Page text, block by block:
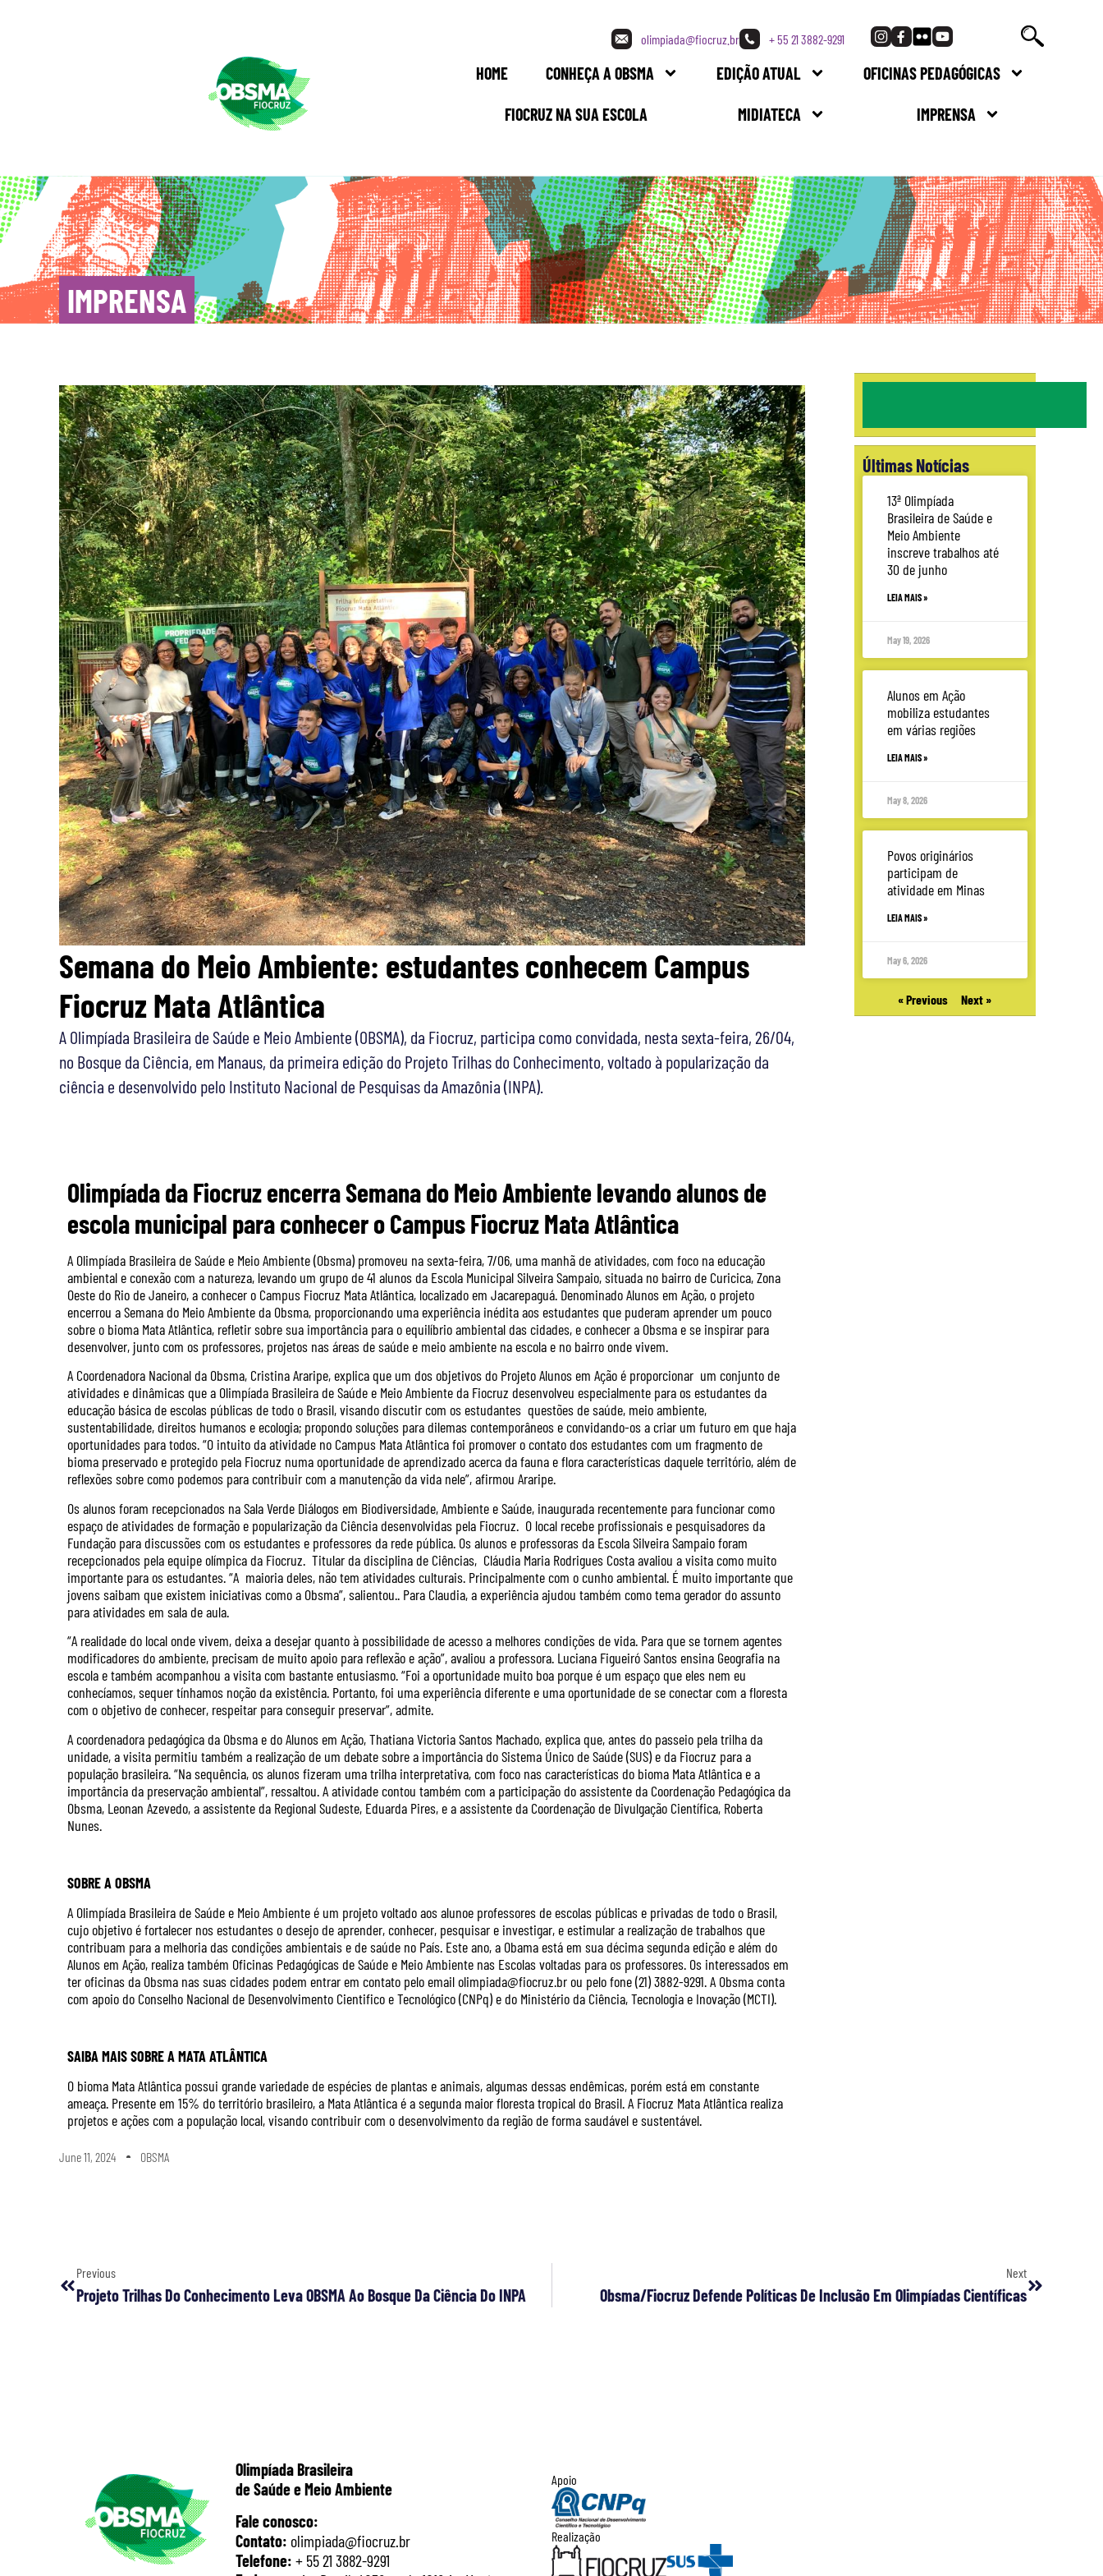
olimpiada@fiocruz.br + 55 21 3882-9291
HOME CONHEÇA A OBSMA EDIÇÃO ATUAL OFICINAS PEDAGÓGICAS
FIOCRUZ NA SUA ESCOLA MIDIATECA IMPRENSA
IMPRENSA
Semana do Meio Ambiente: estudantes conhecem Campus
Fiocruz Mata Atlântica
A Olimpíada Brasileira de Saúde e Meio Ambiente (OBSMA), da Fiocruz, participa como convidada, nesta sexta-feira, 26/04,
no Bosque da Ciência, em Manaus, da primeira edição do Projeto Trilhas do Conhecimento, voltado à popularização da
ciência e desenvolvido pelo Instituto Nacional de Pesquisas da Amazônia (INPA).
Olimpíada da Fiocruz encerra Semana do Meio Ambiente levando alunos de
escola municipal para conhecer o Campus Fiocruz Mata Atlântica
A Olimpíada Brasileira de Saúde e Meio Ambiente (Obsma) promoveu na sexta-feira, 7/06, uma manhã de atividades, com foco na educação
ambiental e conexão com a natureza, levando um grupo de 41 alunos da Escola Municipal Silveira Sampaio, situada no bairro de Curicica, Zona
Oeste do Rio de Janeiro, a conhecer o Campus Fiocruz Mata Atlântica, localizado em Jacarepaguá. Denominado Alunos em Ação, o projeto
encerrou a Semana do Meio Ambiente da Obsma, proporcionando uma experiência inédita aos estudantes que puderam aprender um pouco
sobre o bioma Mata Atlântica, refletir sobre sua importância para o equilíbrio ambiental das cidades, e conhecer a Obsma e se inspirar para
desenvolver, junto com os professores, projetos nas áreas de saúde e meio ambiente na escola e no bairro onde vivem.
A Coordenadora Nacional da Obsma, Cristina Araripe, explica que um dos objetivos do Projeto Alunos em Ação é proporcionar um conjunto de
atividades e dinâmicas que a Olimpíada Brasileira de Saúde e Meio Ambiente da Fiocruz desenvolveu especialmente para os estudantes da
educação básica de escolas públicas de todo o Brasil, visando discutir com os estudantes questões de saúde, meio ambiente,
sustentabilidade, direitos humanos e ecologia; propondo soluções para dilemas contemporâneos e convidando-os a criar um futuro em que haja
oportunidades para todos. “O intuito da atividade no Campus Mata Atlântica foi promover o contato dos estudantes com um fragmento de
bioma preservado e protegido pela Fiocruz numa oportunidade de aprendizado acerca da fauna e flora características daquele território, além de
reflexões sobre como podemos para contribuir com a manutenção da vida nele”, afirmou Araripe.
Os alunos foram recepcionados na Sala Verde Diálogos em Biodiversidade, Ambiente e Saúde, inaugurada recentemente para funcionar como
espaço de atividades de formação e popularização da Ciência desenvolvidas pela Fiocruz. O local recebe profissionais e pesquisadores da
Fundação para discussões com os estudantes e professores da rede pública. Os alunos e professoras da Escola Silveira Sampaio foram
recepcionados pela equipe olímpica da Fiocruz. Titular da disciplina de Ciências, Cláudia Maria Rodrigues Costa avaliou a visita como muito
importante para os estudantes. “A maioria deles, não tem atividades culturais. Principalmente com o cunho ambiental. É muito importante que
jovens saibam que existem iniciativas como a Obsma”, salientou.. Para Claudia, a experiência ajudou também como tema gerador do assunto
para atividades em sala de aula.
“A realidade do local onde vivem, deixa a desejar quanto à possibilidade de acesso a melhores condições de vida. Para que se tornem agentes
modificadores do ambiente, precisam de muito apoio para reflexão e ação”, avaliou a professora. Luciana Figueiró Santos ensina Geografia na
escola e também acompanhou a visita com bastante entusiasmo. “Foi a oportunidade muito boa porque é um espaço que eles nem eu
conhecíamos, sequer tínhamos noção da existência. Portanto, foi uma experiência diferente e uma oportunidade de se conectar com a floresta
com o objetivo de conhecer, respeitar para conseguir preservar”, admite.
A coordenadora pedagógica da Obsma e do Alunos em Ação, Thatiana Victoria Santos Machado, explica que, antes do passeio pela trilha da
unidade, a visita permitiu também a realização de um debate sobre a importância do Sistema Único de Saúde (SUS) e da Fiocruz para a
população brasileira. “Na sequência, os alunos fizeram uma trilha interpretativa, com foco nas características do bioma Mata Atlântica e a
importância da preservação ambiental”, ressaltou. A atividade contou também com a participação do assistente da Coordenação Pedagógica da
Obsma, Leonan Azevedo, a assistente da Regional Sudeste, Eduarda Pires, e a assistente da Coordenação de Divulgação Científica, Roberta
Nunes.
SOBRE A OBSMA
A Olimpíada Brasileira de Saúde e Meio Ambiente é um projeto voltado aos alunoe professores de escolas públicas e privadas de todo o Brasil,
cujo objetivo é fortalecer nos estudantes o desejo de aprender, conhecer, pesquisar e investigar, e estimular a realização de trabalhos que
contribuam para a melhoria das condições ambientais e de saúde no País. Este ano, a Obama está em sua décima segunda edição e além do
Alunos em Ação, realiza também Oficinas Pedagógicas de Saúde e Meio Ambiente nas Escolas voltadas para os professores. Os interessados em
ter oficinas da Obsma nas suas cidades podem entrar em contato pelo email olimpiada@fiocruz.br ou pelo fone (21) 3882-9291. A Obsma conta
com apoio do Conselho Nacional de Desenvolvimento Cientifico e Tecnológico (CNPq) e do Ministério da Ciência, Tecnologia e Inovação (MCTI).
SAIBA MAIS SOBRE A MATA ATLÂNTICA
O bioma Mata Atlântica possui grande variedade de espécies de plantas e animais, algumas dessas endêmicas, porém está em constante
ameaça. Presente em 15% do território brasileiro, a Mata Atlântica é a segunda maior floresta tropical do Brasil. A Fiocruz Mata Atlântica realiza
projetos e ações com a população local, visando contribuir com o desenvolvimento da região de forma saudável e sustentável.
June 11, 2024 OBSMA
Últimas Notícias
13ª Olimpíada
Brasileira de Saúde e
Meio Ambiente
inscreve trabalhos até
30 de junho
LEIA MAIS »
May 19, 2026
Alunos em Ação
mobiliza estudantes
em várias regiões
LEIA MAIS »
May 8, 2026
Povos originários
participam de
atividade em Minas
LEIA MAIS »
May 6, 2026
« Previous Next »
Previous
Projeto Trilhas Do Conhecimento Leva OBSMA Ao Bosque Da Ciência Do INPA
Next
Obsma/Fiocruz Defende Políticas De Inclusão Em Olimpíadas Científicas
Olimpíada Brasileira
de Saúde e Meio Ambiente
Fale conosco:
Contato: olimpiada@fiocruz.br
Telefone: + 55 21 3882-9291
Apoio
Realização